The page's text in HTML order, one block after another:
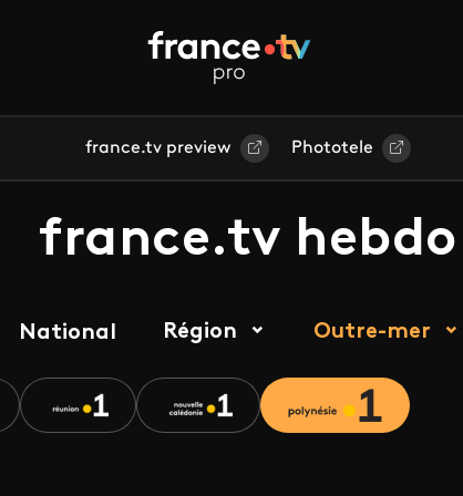
france.tv preview Phototele
france.tv hebdo
National Région Outre-mer